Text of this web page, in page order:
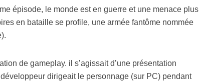
épisode, le monde est en guerre et une menace plus
en bataille se profile, une armée fantôme nommée
de gameplay. il s’agissait d’une présentation
développeur dirigeait le personnage (sur PC) pendant